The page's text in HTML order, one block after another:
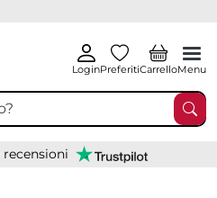
LoginPreferitiCarrelloMenu
recensioni